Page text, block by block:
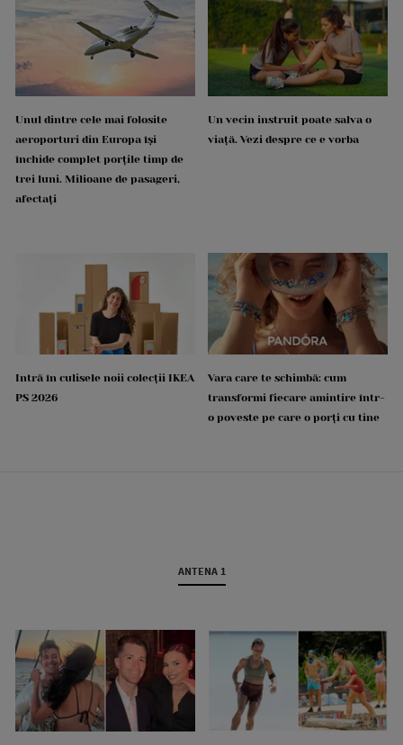
Unul dintre cele mai folosite
aeroporturi din Europa își
închide complet porțile timp de
trei luni. Milioane de pasageri,
afectați
Un vecin instruit poate salva o
viață. Vezi despre ce e vorba
Intră în culisele noii colecții IKEA
PS 2026
Vara care te schimbă: cum
transformi fiecare amintire într-
o poveste pe care o porți cu tine
ANTENA 1